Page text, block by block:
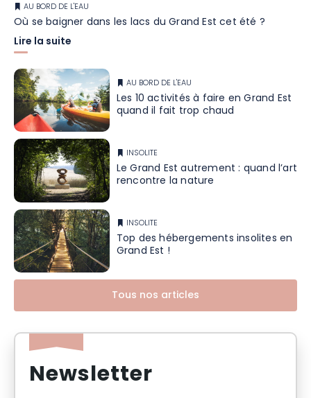
AU BORD DE L'EAU
Où se baigner dans les lacs du Grand Est cet été ?
Lire la suite
AU BORD DE L'EAU
Les 10 activités à faire en Grand Est
quand il fait trop chaud
INSOLITE
Le Grand Est autrement : quand l’art
rencontre la nature
INSOLITE
Top des hébergements insolites en
Grand Est !
Tous nos articles
Newsletter